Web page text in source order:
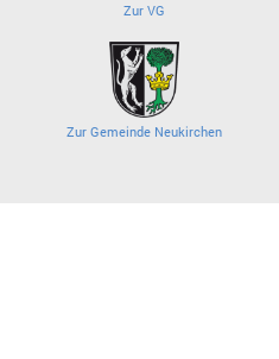
Zur VG
Zur Gemeinde Neukirchen